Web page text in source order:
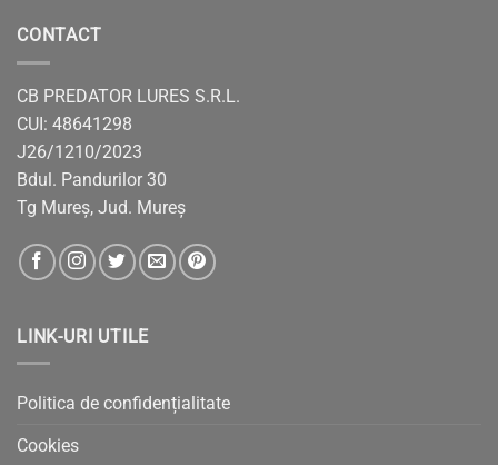
CONTACT
CB PREDATOR LURES S.R.L.
CUI: 48641298
J26/1210/2023
Bdul. Pandurilor 30
Tg Mureș, Jud. Mureș
LINK-URI UTILE
Politica de confidențialitate
Cookies